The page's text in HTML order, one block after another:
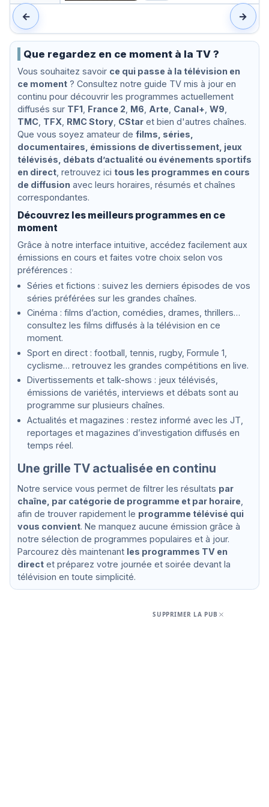
← →
r
B
t
h
o
e
n
,
n
e
p
a
s
i
o
u
n
i
e
Boléro
Que regardez en ce moment à la TV ?
Vous souhaitez savoir ce qui passe à la télévision en
ce moment? Consultez notre guide TV mis à jour en
continu pour découvrir les programmes actuellement
diffusés sur TF1, France 2 M6 Arte Canal+ W9
TMC, TFX, RMC Story, CStaret bien d'autres chaînes.
Que vous soyez amateur de films, séries,
documentaires, émissions de divertissement, jeux
télévisés, débats d’actualité ou événements sportifs
en direct, retrouvez ici tous les programmes en cours
de diffusionavec leurs horaires, résumés et chaînes
correspondantes.
Découvrez les meilleurs programmes en ce
moment
Grâce à notre interface intuitive, accédez facilement aux
émissions en cours et faites votre choix selon vos
préférences :
Séries et fictions : suivez les derniers épisodes de vos
séries préférées sur les grandes chaînes.
Cinéma : films d’action, comédies, drames, thrillers…
consultez les films diffusés à la télévision en ce
moment.
Sport en direct : football, tennis, rugby, Formule 1,
cyclisme… retrouvez les grandes compétitions en live.
Divertissements et talk-shows : jeux télévisés,
émissions de variétés, interviews et débats sont au
programme sur plusieurs chaînes.
Actualités et magazines : restez informé avec les JT,
reportages et magazines d’investigation diffusés en
temps réel.
Une grille TV actualisée en continu
Notre service vous permet de filtrer les résultats par
chaîne, par catégorie de programme et par horaire
afin de trouver rapidement le programme télévisé qui
vous convient. Ne manquez aucune émission grâce à
notre sélection de programmes populaires et à jour.
Parcourez dès maintenant les programmes TV en
directet préparez votre journée et soirée devant la
télévision en toute simplicité.
SUPPRIMER LA PUB